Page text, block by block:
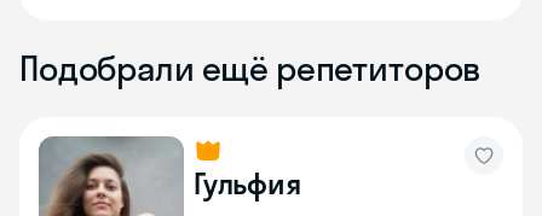
Подобрали ещё репетиторов
Гульфия